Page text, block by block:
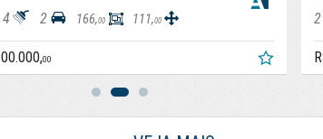
4 2 166,00 111,00
00
2